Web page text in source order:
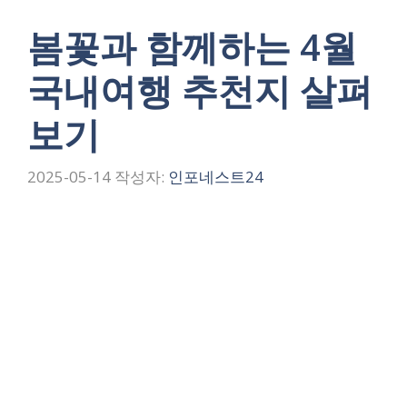
봄꽃과 함께하는 4월
국내여행 추천지 살펴
보기
2025-05-14 작성자: 인포네스트24